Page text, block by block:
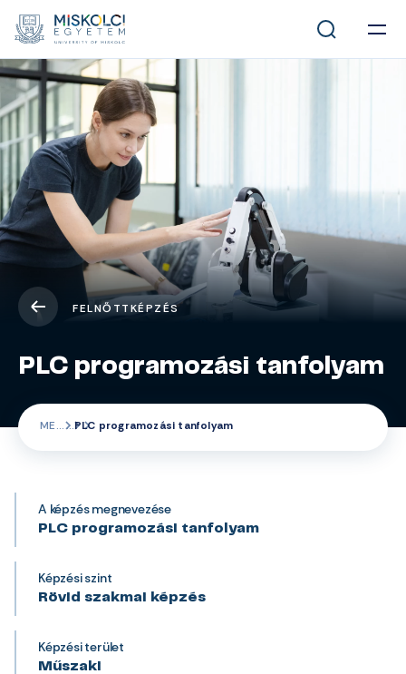
FELNŐTTKÉPZÉS
PLC programozási tanfolyam
ME PLC programozási tanfolyam
A képzés megnevezése
PLC programozási tanfolyam
Képzési szint
Rövid szakmai képzés
Képzési terület
Műszaki